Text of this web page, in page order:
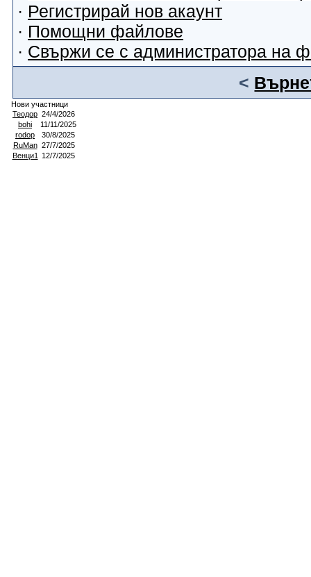
· Регистрирай нов акаунт
· Помощни файлове
· Свържи се с администратора на
<
Нови участници
Теодор 24/4/2026
bohi
11/11/2025
rodop
30/8/2025
RuMan 27/7/2025
Венци1
12/7/2025